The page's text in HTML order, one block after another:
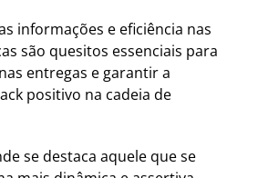
informações e eficiência nas
são quesitos essenciais para
entregas e garantir a
positivo na cadeia de
se destaca aquele que se